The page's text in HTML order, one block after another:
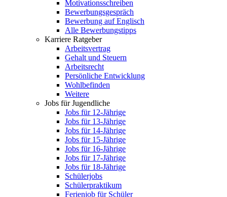
Motivationsschreiben
Bewerbungsgespräch
Bewerbung auf Englisch
Alle Bewerbungstipps
Karriere Ratgeber
Arbeitsvertrag
Gehalt und Steuern
Arbeitsrecht
Persönliche Entwicklung
Wohlbefinden
Weitere
Jobs für Jugendliche
Jobs für 12-Jährige
Jobs für 13-Jährige
Jobs für 14-Jährige
Jobs für 15-Jährige
Jobs für 16-Jährige
Jobs für 17-Jährige
Jobs für 18-Jährige
Schülerjobs
Schülerpraktikum
Ferienjob für Schüler